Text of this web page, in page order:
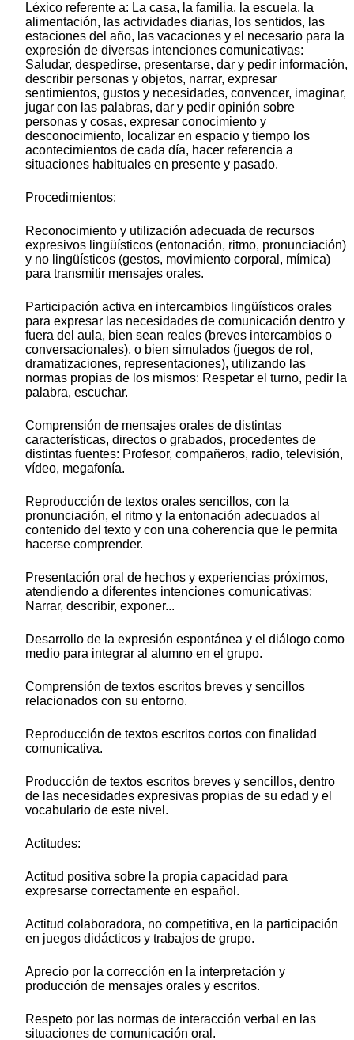
Léxico referente a: La casa, la familia, la escuela, la
alimentación, las actividades diarias, los sentidos, las
estaciones del año, las vacaciones y el necesario para la
expresión de diversas intenciones comunicativas:
Saludar, despedirse, presentarse, dar y pedir información,
describir personas y objetos, narrar, expresar
sentimientos, gustos y necesidades, convencer, imaginar,
jugar con las palabras, dar y pedir opinión sobre
personas y cosas, expresar conocimiento y
desconocimiento, localizar en espacio y tiempo los
acontecimientos de cada día, hacer referencia a
situaciones habituales en presente y pasado.
Procedimientos:
Reconocimiento y utilización adecuada de recursos
expresivos lingüísticos (entonación, ritmo, pronunciación)
y no lingüísticos (gestos, movimiento corporal, mímica)
para transmitir mensajes orales.
Participación activa en intercambios lingüísticos orales
para expresar las necesidades de comunicación dentro y
fuera del aula, bien sean reales (breves intercambios o
conversacionales), o bien simulados (juegos de rol,
dramatizaciones, representaciones), utilizando las
normas propias de los mismos: Respetar el turno, pedir la
palabra, escuchar.
Comprensión de mensajes orales de distintas
características, directos o grabados, procedentes de
distintas fuentes: Profesor, compañeros, radio, televisión,
vídeo, megafonía.
Reproducción de textos orales sencillos, con la
pronunciación, el ritmo y la entonación adecuados al
contenido del texto y con una coherencia que le permita
hacerse comprender.
Presentación oral de hechos y experiencias próximos,
atendiendo a diferentes intenciones comunicativas:
Narrar, describir, exponer...
Desarrollo de la expresión espontánea y el diálogo como
medio para integrar al alumno en el grupo.
Comprensión de textos escritos breves y sencillos
relacionados con su entorno.
Reproducción de textos escritos cortos con finalidad
comunicativa.
Producción de textos escritos breves y sencillos, dentro
de las necesidades expresivas propias de su edad y el
vocabulario de este nivel.
Actitudes:
Actitud positiva sobre la propia capacidad para
expresarse correctamente en español.
Actitud colaboradora, no competitiva, en la participación
en juegos didácticos y trabajos de grupo.
Aprecio por la corrección en la interpretación y
producción de mensajes orales y escritos.
Respeto por las normas de interacción verbal en las
situaciones de comunicación oral.